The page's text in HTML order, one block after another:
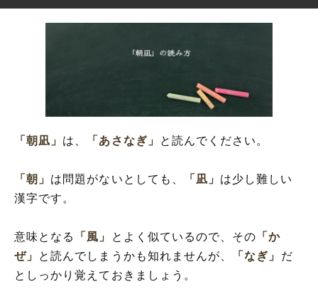
「朝凪」 は、 「あさなぎ」 と読んでください。
「朝」 は問題がないとしても、 「凪」 は少し難しい
漢字です。
意味となる 「風」 とよく似ているので、その 「か
ぜ」
と読んでしまうかも知れませんが、 「なぎ」 だ
としっかり覚えておきましょう。